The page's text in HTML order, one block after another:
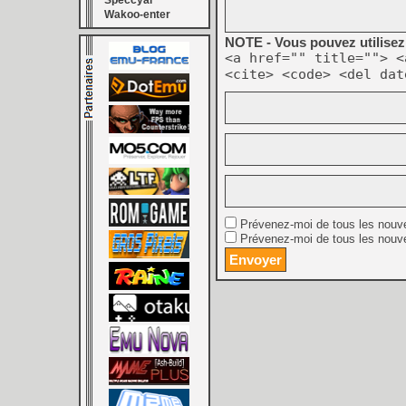
Wakoo-enter
NOTE - Vous pouvez
<a href="" title="">
<cite> <code> <del
Prévenez-moi de tous les
Prévenez-moi de tous les